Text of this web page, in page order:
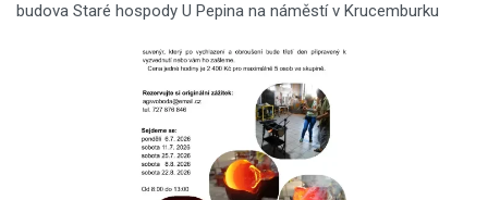
budova Staré hospody U Pepina na náměstí v Krucemburku